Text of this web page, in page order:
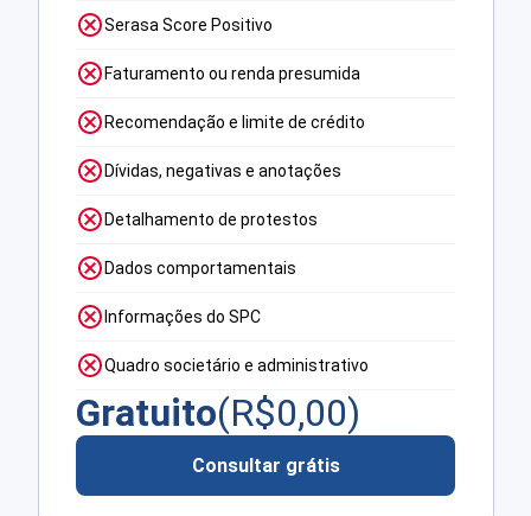
Serasa Score Positivo
Faturamento ou renda presumida
Recomendação e limite de crédito
Dívidas, negativas e anotações
Detalhamento de protestos
Dados comportamentais
Informações do SPC
Quadro societário e administrativo
Gratuito(R$0,00)
Consultar grátis